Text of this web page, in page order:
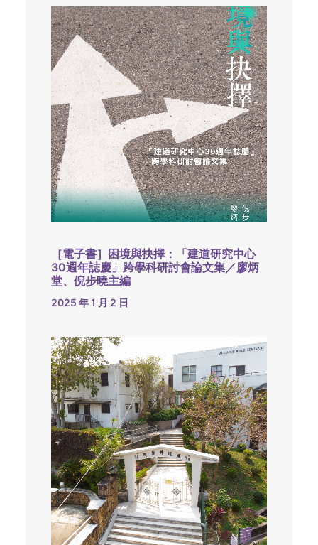
［電子書］困境與抉擇：「建道研究中心
30週年誌慶」跨學科研討會論文集／廖炳
堂、倪步曉主編
2025 年 1 月 2 日